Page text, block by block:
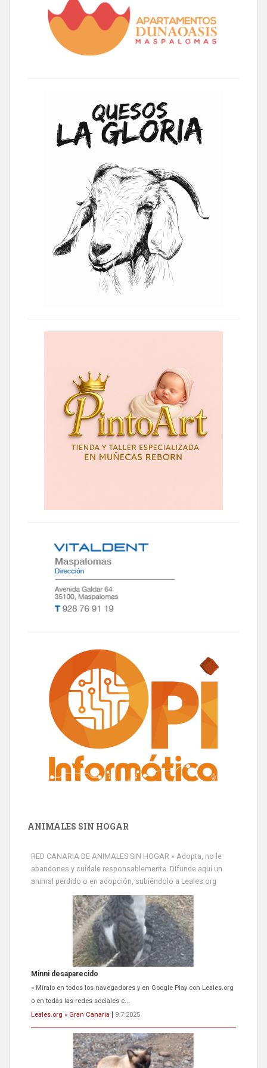
ANIMALES SIN HOGAR
RED CANARIA DE ANIMALES SIN HOGAR » Adopta, no le
abandones y cuídale responsablemente. Difunde aquí un
animal perdido o en adopción, subiéndolo a Leales.org
Minni desaparecido
» Míralo en todos los navegadores y en Google Play con Leales.org
o en todas las redes sociales c...
Leales.org » Gran Canaria | 9.7.2025
Siami Perdida
Se llama Siami,es hembra de 4 años,esterilizada con marca de
oreja,cariñosa,mimosa pero miedosa,e...
Leales.org » Gran Canaria | 9.7.2025